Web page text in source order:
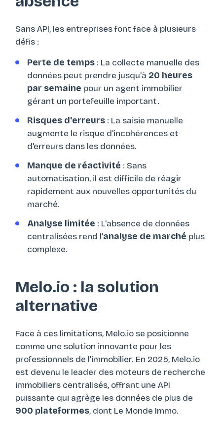
Sans API, les entreprises font face à plusieurs
défis :
Perte de temps : La collecte manuelle des
données peut prendre jusqu'à 20 heures
par semaine pour un agent immobilier
gérant un portefeuille important.
Risques d'erreurs : La saisie manuelle
augmente le risque d'incohérences et
d'erreurs dans les données.
Manque de réactivité : Sans
automatisation, il est difficile de réagir
rapidement aux nouvelles opportunités du
marché.
Analyse limitée : L'absence de données
centralisées rend l'analyse de marché plus
complexe.
Melo.io : la solution
alternative
Face à ces limitations, Melo.io se positionne
comme une solution innovante pour les
professionnels de l'immobilier. En 2025, Melo.io
est devenu le leader des moteurs de recherche
immobiliers centralisés, offrant une API
puissante qui agrège les données de plus de
900 plateformes, dont Le Monde Immo.